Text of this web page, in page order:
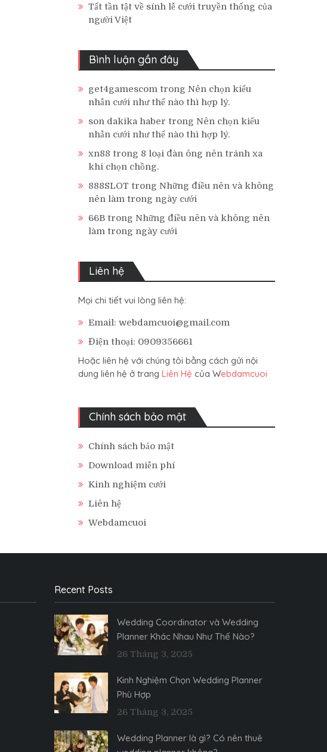
Tất tần tật về sính lễ cưới truyền thống của
người Việt
Bình luận gần đây
get4gamescom trong Nên chọn kiểu
nhẫn cưới như thế nào thì hợp lý.
son dakika haber trong Nên chọn kiểu
nhẫn cưới như thế nào thì hợp lý.
xn88 trong 8 loại đàn ông nên tránh xa
khi chọn chồng.
888SLOT trong Những điều nên và không
nên làm trong ngày cưới
66B trong Những điều nên và không nên
làm trong ngày cưới
Liên hệ
Mọi chi tiết vui lòng liên hệ:
Email: webdamcuoi@gmail.com
Điện thoại: 0909356661
Hoặc liên hệ với chúng tôi bằng cách gửi nội
dung liên hệ ở trang Liên Hệ của Webdamcuoi
Chính sách bảo mật
Chính sách bảo mật
Download miễn phí
Kinh nghiệm cưới
Liên hệ
Webdamcuoi
Recent Posts
Wedding Coordinator và Wedding
Planner Khác Nhau Như Thế Nào?
26 Tháng 3, 2025
Kinh Nghiệm Chọn Wedding Planner
Phù Hợp
26 Tháng 3, 2025
Wedding Planner là gì? Có nên thuê